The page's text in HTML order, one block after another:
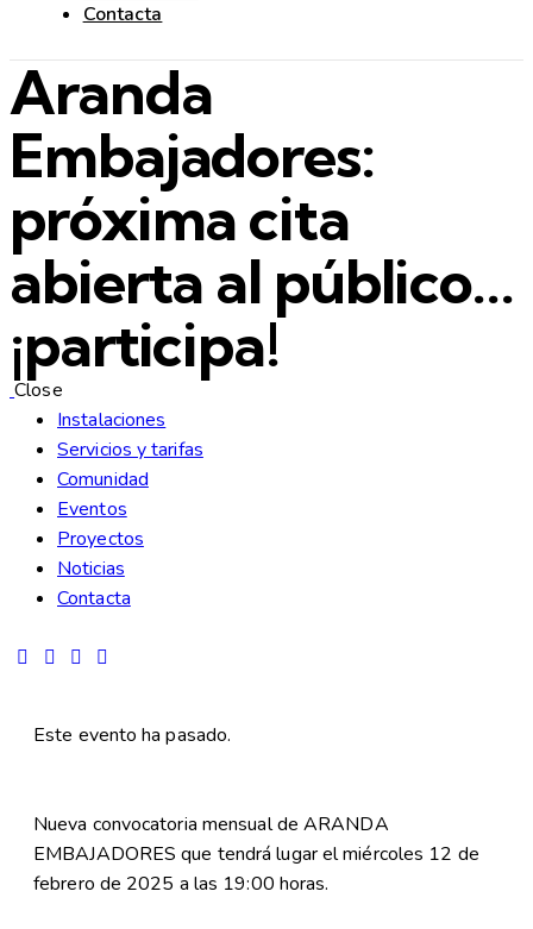
Contacta
Aranda
Embajadores:
próxima cita
abierta al público...
¡participa!
Close
Instalaciones
Servicios y tarifas
Comunidad
Eventos
Proyectos
Noticias
Contacta
Este evento ha pasado.
Nueva convocatoria mensual de ARANDA
EMBAJADORES que tendrá lugar el miércoles 12 de
febrero de 2025 a las 19:00 horas.